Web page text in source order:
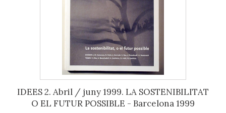
IDEES 2. Abril / juny 1999. LA SOSTENIBILITAT
O EL FUTUR POSSIBLE - Barcelona 1999